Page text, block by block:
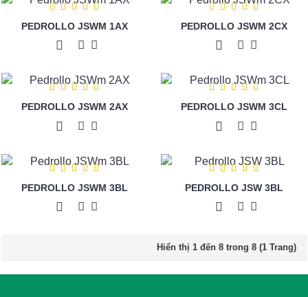
PEDROLLO JSWM 1AX PEDROLLO JSWM 2CX
PEDROLLO JSWM 2AX PEDROLLO JSWM 3CL
PEDROLLO JSWM 3BL PEDROLLO JSW 3BL
Hiển thị 1 đến 8 trong 8 (1 Trang)